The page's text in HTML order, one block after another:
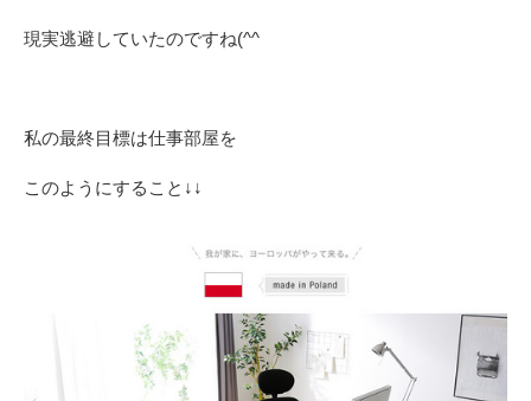
現実逃避していたのですね(^^ゞ
私の最終目標は仕事部屋を
このようにすること↓↓